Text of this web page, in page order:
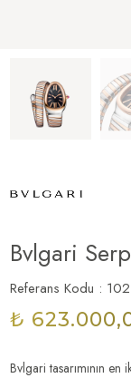
Bvlgari
Referans Kodu :
₺
Bvlgari tasarımının